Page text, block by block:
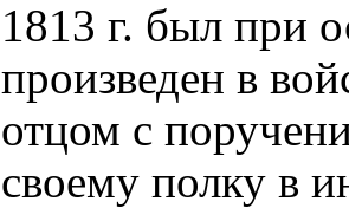
1813 г. был при
произведен в
отцом с
своему полку в